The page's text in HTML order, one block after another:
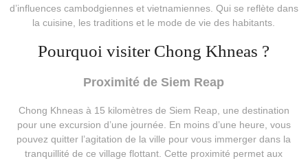
d’influences cambodgiennes et vietnamiennes. Qui se reflète dans
la cuisine, les traditions et le mode de vie des habitants.
Pourquoi visiter Chong Khneas ?
Proximité de Siem Reap
Chong Khneas à 15 kilomètres de Siem Reap, une destination
pour une excursion d’une journée. En moins d’une heure, vous
pouvez quitter l’agitation de la ville pour vous immerger dans la
tranquillité de ce village flottant. Cette proximité permet aux